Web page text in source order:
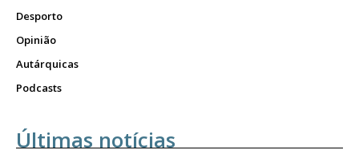
Desporto
Opinião
Autárquicas
Podcasts
Últimas notícias